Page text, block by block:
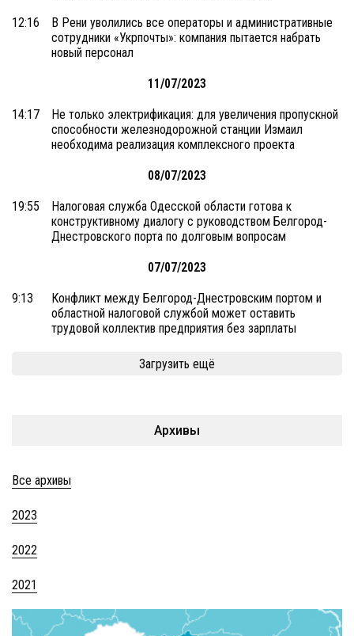
12:16
В Рени уволились все операторы и административные
сотрудники «Укрпочты»: компания пытается набрать
новый персонал
11/07/2023
14:17
Не только электрификация: для увеличения пропускной
способности железнодорожной станции Измаил
необходима реализация комплексного проекта
08/07/2023
19:55
Налоговая служба Одесской области готова к
конструктивному диалогу с руководством Белгород-
Днестровского порта по долговым вопросам
07/07/2023
9:13
Конфликт между Белгород-Днестровским портом и
областной налоговой службой может оставить
трудовой коллектив предприятия без зарплаты
Загрузить ещё
Архивы
Все архивы
2023
2022
2021